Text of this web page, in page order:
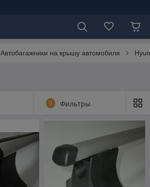
Автобагажники на крышу автомобиля
0 Фильтры